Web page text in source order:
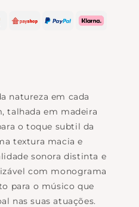
natureza em cada
talhada em madeira
o toque subtil da
textura macia e
sonora distinta e
com monograma
para o músico que
nas suas atuações.